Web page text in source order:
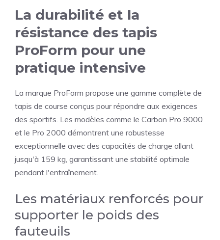
La durabilité et la
résistance des tapis
ProForm pour une
pratique intensive
La marque ProForm propose une gamme complète de
tapis de course conçus pour répondre aux exigences
des sportifs. Les modèles comme le Carbon Pro 9000
et le Pro 2000 démontrent une robustesse
exceptionnelle avec des capacités de charge allant
jusqu'à 159 kg, garantissant une stabilité optimale
pendant l'entraînement.
Les matériaux renforcés pour
supporter le poids des
fauteuils